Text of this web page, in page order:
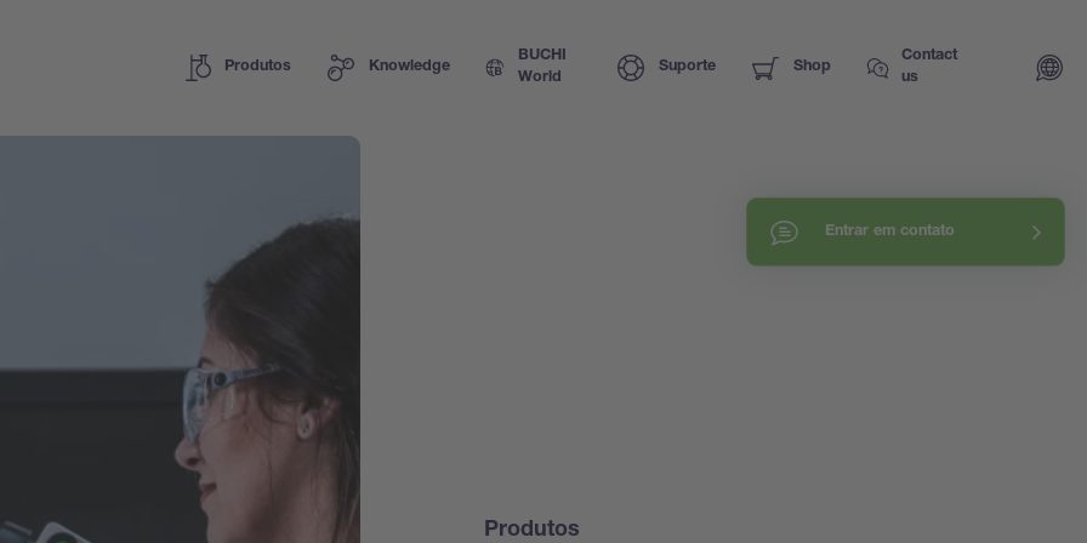
Produtos Knowledge
BUCHI
World
Suporte Shop
Contact
us
Entrar em contato
Produtos